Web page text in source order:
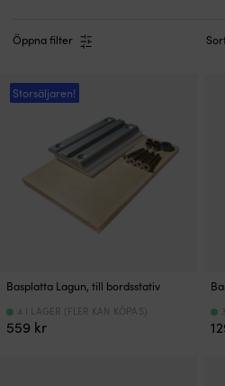
Öppna filter
Storsäljaren!
Basplatta Lagun, till bordsstativ
559 kr
4 I LAGER (FLER KAN KÖPAS)